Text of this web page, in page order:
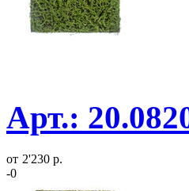
Арт.:
от 2'230 р.
-0